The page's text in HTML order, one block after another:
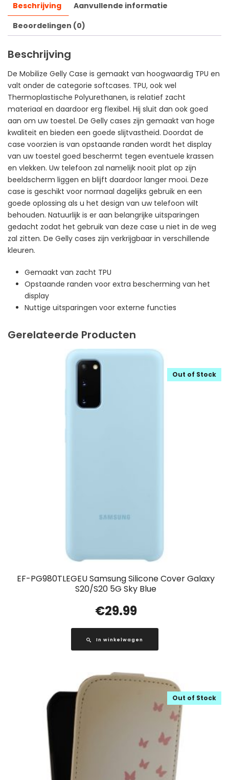
Beschrijving
Aanvullende informatie
Beoordelingen (0)
Beschrijving
De Mobilize Gelly Case is gemaakt van hoogwaardig TPU en
valt onder de categorie softcases. TPU, ook wel
Thermoplastische Polyurethanen, is relatief zacht
materiaal en daardoor erg flexibel. Hij sluit dan ook goed
aan om uw toestel. De Gelly cases zijn gemaakt van hoge
kwaliteit en bieden een goede slijtvastheid. Doordat de
case voorzien is van opstaande randen wordt het display
van uw toestel goed beschermt tegen eventuele krassen
en vlekken. Uw telefoon zal namelijk nooit plat op zijn
beeldscherm liggen en blijft daardoor langer mooi. Deze
case is geschikt voor normaal dagelijks gebruik en een
goede oplossing als u het design van uw telefoon wilt
behouden. Natuurlijk is er aan belangrijke uitsparingen
gedacht zodat het gebruik van deze case u niet in de weg
zal zitten. De Gelly cases zijn verkrijgbaar in verschillende
kleuren.
Gemaakt van zacht TPU
Opstaande randen voor extra bescherming van het
display
Nuttige uitsparingen voor externe functies
Gerelateerde Producten
EF-PG980TLEGEU Samsung Silicone Cover Galaxy
S20/S20 5G Sky Blue
Out of Stock
€29.99
In winkelwagen
Out of Stock